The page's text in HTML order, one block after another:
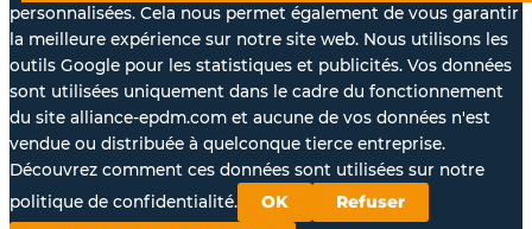
personnalisées. Cela nous permet également de vous garantir
la meilleure expérience sur notre site web. Nous utilisons les
outils Google pour les statistiques et publicités. Vos données
sont utilisées uniquement dans le cadre du fonctionnement
du site alliance-epdm.com et aucune de vos données n'est
vendue ou distribuée à quelconque tierce entreprise.
Découvrez comment ces données sont utilisées sur notre
politique de confidentialité.
OK Refuser